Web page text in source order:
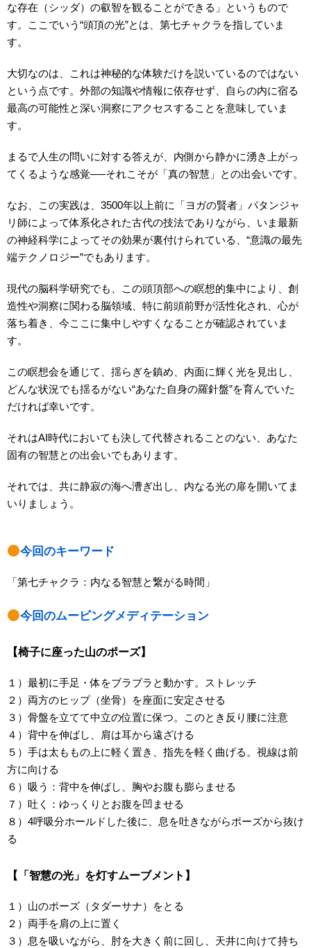
な存在（シッダ）の叡智を観ることができる」というもので
す。ここでいう“頭頂の光”とは、第七チャクラを指していま
す。
大切なのは、これは神秘的な体験だけを説いているのではない
という点です。外部の知識や情報に依存せず、自らの内に宿る
最高の可能性と深い洞察にアクセスすることを意味していま
す。
まるで人生の問いに対する答えが、内側から静かに湧き上がっ
てくるような感覚──それこそが「真の智慧」との出会いです。
なお、この実践は、3500年以上前に「ヨガの賢者」パタンジャ
リ師によって体系化された古代の技法でありながら、いま最新
の神経科学によってその効果が裏付けられている、“意識の最先
端テクノロジー”でもあります。
現代の脳科学研究でも、この頭頂部への瞑想的集中により、創
造性や洞察に関わる脳領域、特に前頭前野が活性化され、心が
落ち着き、今ここに集中しやすくなることが確認されていま
す。
この瞑想会を通じて、揺らぎを鎮め、内面に輝く光を見出し、
どんな状況でも揺るがない“あなた自身の羅針盤”を育んでいた
だければ幸いです。
それはAI時代においても決して代替されることのない、あなた
固有の智慧との出会いでもあります。
それでは、共に静寂の海へ漕ぎ出し、内なる光の扉を開いてま
いりましょう。
今回のキーワード
「第七チャクラ：内なる智慧と繋がる時間」
今回のムービングメディテーション
【椅子に座った山のポーズ】
１）最初に手足・体をブラブラと動かす。ストレッチ
２）両方のヒップ（坐骨）を座面に安定させる
３）骨盤を立てて中立の位置に保つ。このとき反り腰に注意
４）背中を伸ばし、肩は耳から遠ざける
５）手は太ももの上に軽く置き、指先を軽く曲げる。視線は前
方に向ける
６）吸う：背中を伸ばし、胸やお腹も膨らませる
７）吐く：ゆっくりとお腹を凹ませる
８）4呼吸分ホールドした後に、息を吐きながらポーズから抜け
る
【「智慧の光」を灯すムーブメント】
１）山のポーズ（タダーサナ）をとる
２）両手を肩の上に置く
３）息を吸いながら、肘を大きく前に回し、天井に向けて持ち